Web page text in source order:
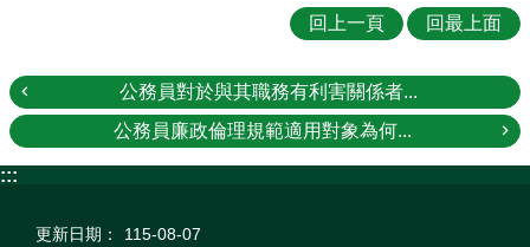
回上一頁 回最上面
公務員對於與其職務有利害關係者...
公務員廉政倫理規範適用對象為何...
:::
更新日期： 115-08-07